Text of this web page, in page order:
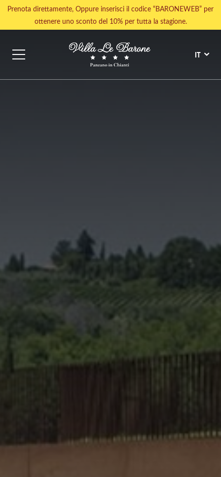
Prenota direttamente, Oppure inserisci il codice “BARONEWEB” per
ottenere uno sconto del 10% per tutta la stagione.
IT